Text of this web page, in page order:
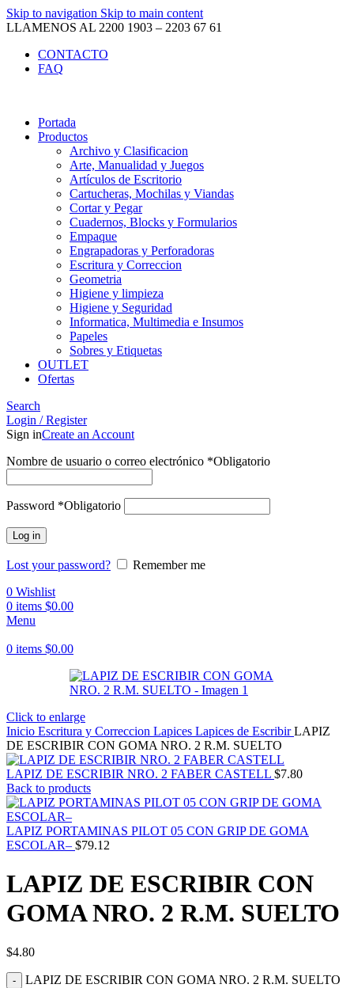
Skip to navigation Skip to main content
LLAMENOS AL 2200 1903 – 2203 67 61
CONTACTO
FAQ
Portada
Productos
Archivo y Clasificacion
Arte, Manualidad y Juegos
Artículos de Escritorio
Cartucheras, Mochilas y Viandas
Cortar y Pegar
Cuadernos, Blocks y Formularios
Empaque
Engrapadoras y Perforadoras
Escritura y Correccion
Geometria
Higiene y limpieza
Higiene y Seguridad
Informatica, Multimedia e Insumos
Papeles
Sobres y Etiquetas
OUTLET
Ofertas
Search
Login / Register
Sign inCreate an Account
Nombre de usuario o correo electrónico *Obligatorio
Password *Obligatorio
Log in
Lost your password?
Remember me
0 Wishlist
0 items $0.00
Menu
0 items $0.00
Click to enlarge
Inicio Escritura y Correccion Lapices Lapices de EscribirLAPIZ
DE ESCRIBIR CON GOMA NRO. 2 R.M. SUELTO
LAPIZ DE ESCRIBIR NRO. 2 FABER CASTELL $7.80
Back to products
LAPIZ PORTAMINAS PILOT 05 CON GRIP DE GOMA
ESCOLAR– $79.12
LAPIZ DE ESCRIBIR CON
GOMA NRO. 2 R.M. SUELTO
$4.80
LAPIZ DE ESCRIBIR CON GOMA NRO. 2 R.M. SUELTO